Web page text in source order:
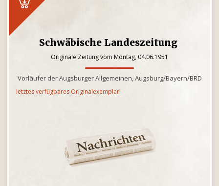
Schwäbische Landeszeitung
Originale Zeitung vom Montag, 04.06.1951
Vorläufer der Augsburger Allgemeinen, Augsburg/Bayern/BRD
letztes verfügbares Originalexemplar!